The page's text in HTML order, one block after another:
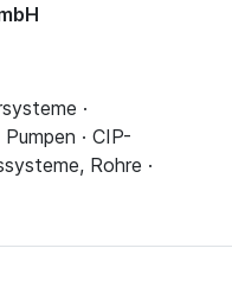
·
· CIP-
Rohre ·